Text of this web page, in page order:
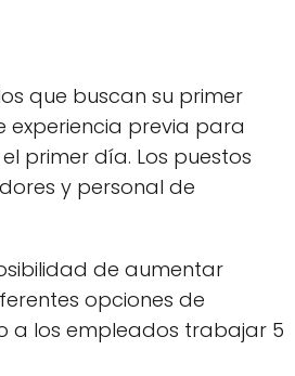
que buscan su primer
experiencia previa para
primer día. Los puestos
y personal de
de aumentar
opciones de
a los empleados trabajar 5